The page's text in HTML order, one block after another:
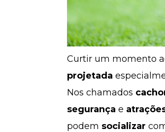
Curtir um momento
projetada
Nos chamados
segurança e
podem socializar